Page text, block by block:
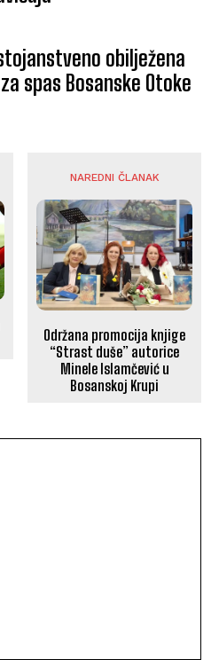
obilježena
spas Bosanske Otoke
NAREDNI ČLANAK
Održana promocija knjige
“Strast duše” autorice
Minele Islamčević u
Bosanskoj Krupi